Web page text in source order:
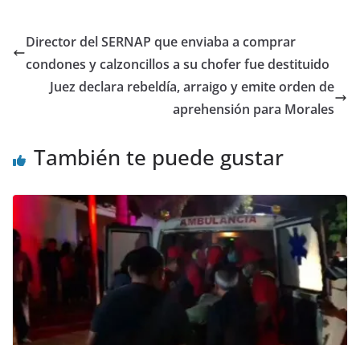
Director del SERNAP que enviaba a comprar
condones y calzoncillos a su chofer fue destituido
Juez declara rebeldía, arraigo y emite orden de
aprehensión para Morales
También te puede gustar